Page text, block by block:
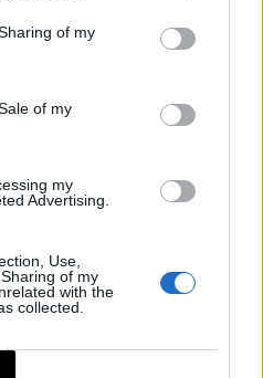
of my
of my
my
Advertising.
Use,
of my
with the
collected.
Huelva
local
de Tentudía